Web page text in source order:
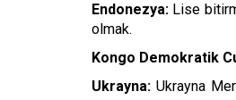
Endonezya: Lise
olmak.
Kongo Demokratik
Ukrayna: Ukrayna